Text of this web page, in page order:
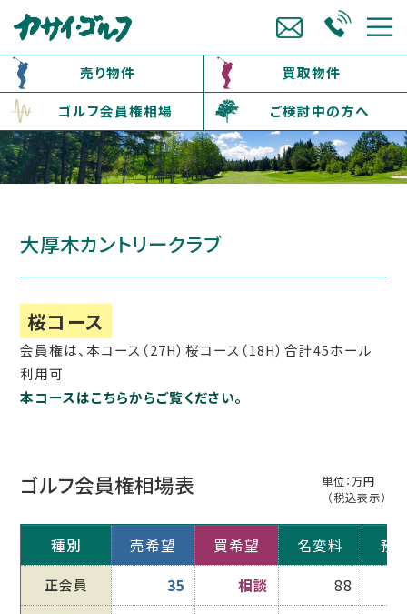
売り物件
買取物件
ゴルフ会員権相場
ご検討中の方へ
大厚木カントリークラブ
桜コース
会員権は、本コース（27H）桜コース（18H）合計45ホール
利用可
本コースはこちらからご覧ください。
ゴルフ会員権相場表
単位：万円
（税込表示）
種別 売希望 買希望 名変料 預
正会員 35 相談 88